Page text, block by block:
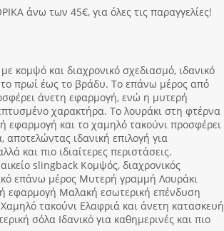
άνω των 45€, για όλες τις παραγγελίες!
κομψό και διαχρονικό σχεδιασμό, ιδανικό
το πρωί έως το βράδυ. Το επάνω μέρος από
άνετη εφαρμογή, ενώ η μυτερή
χαρακτήρα. Το λουράκι στη φτέρνα
εφαρμογή και το χαμηλό τακούνι προσφέρει
ιδανική επιλογή για
και πιο ιδιαίτερες περιστάσεις.
slingback Κομψός, διαχρονικός
επάνω μέρος Μυτερή γραμμή Λουράκι
εφαρμογή Μαλακή εσωτερική επένδυση
τακούνι Ελαφριά και άνετη κατασκευή
σόλα Ιδανικό για καθημερινές και πιο